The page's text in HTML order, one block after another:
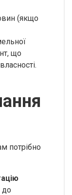
(якщо
що
потрібно
до